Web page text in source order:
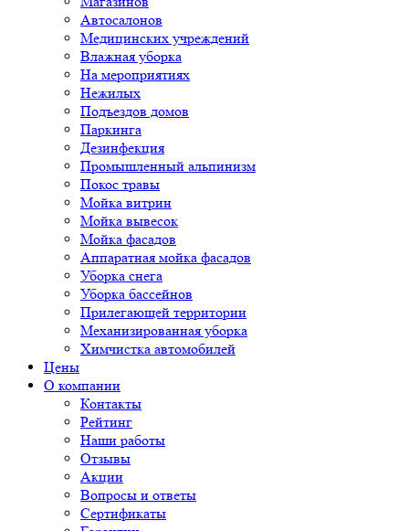
Автосалонов
Медицинских учреждений
Влажная уборка
На мероприятиях
Нежилых
Подъездов домов
Паркинга
Дезинфекция
Промышленный альпинизм
Покос травы
Мойка витрин
Мойка вывесок
Мойка фасадов
Аппаратная мойка фасадов
Уборка снега
Уборка бассейнов
Прилегающей территории
Механизированная уборка
Химчистка автомобилей
Цены
О компании
Контакты
Рейтинг
Наши работы
Отзывы
Акции
Вопросы и ответы
Сертификаты